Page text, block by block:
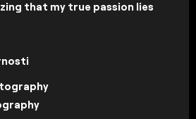
that my true passion lies